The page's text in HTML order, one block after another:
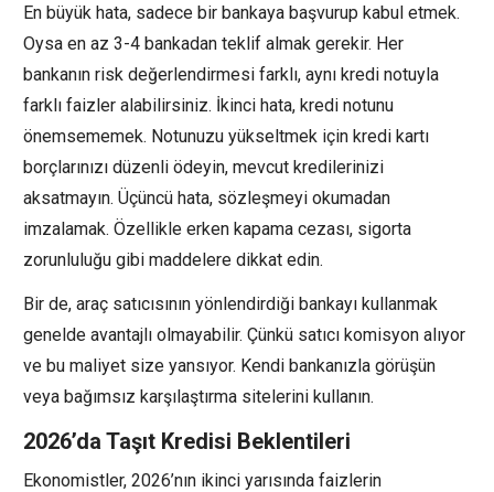
En büyük hata, sadece bir bankaya başvurup kabul etmek.
Oysa en az 3-4 bankadan teklif almak gerekir. Her
bankanın risk değerlendirmesi farklı, aynı kredi notuyla
farklı faizler alabilirsiniz. İkinci hata, kredi notunu
önemsememek. Notunuzu yükseltmek için kredi kartı
borçlarınızı düzenli ödeyin, mevcut kredilerinizi
aksatmayın. Üçüncü hata, sözleşmeyi okumadan
imzalamak. Özellikle erken kapama cezası, sigorta
zorunluluğu gibi maddelere dikkat edin.
Bir de, araç satıcısının yönlendirdiği bankayı kullanmak
genelde avantajlı olmayabilir. Çünkü satıcı komisyon alıyor
ve bu maliyet size yansıyor. Kendi bankanızla görüşün
veya bağımsız karşılaştırma sitelerini kullanın.
2026’da Taşıt Kredisi Beklentileri
Ekonomistler, 2026’nın ikinci yarısında faizlerin